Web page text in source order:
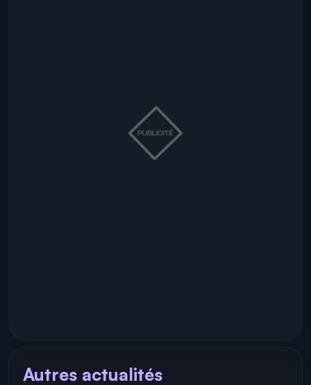
Autres actualités